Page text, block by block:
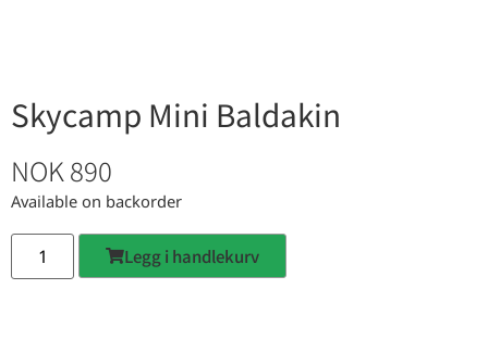
Skycamp Mini Baldakin
NOK890
Available on backorder
Legg i handlekurv